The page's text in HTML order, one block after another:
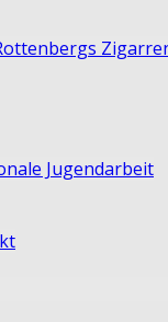
Jugendarbeit